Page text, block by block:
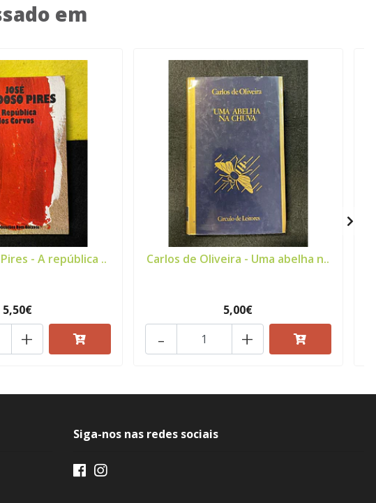
em
- A república ..
5,50€
+
Carlos de Oliveira - Uma abelha n..
5,00€
+
-
Siga-nos nas redes sociais